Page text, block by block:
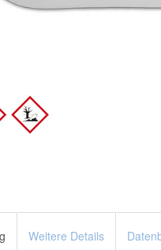
Weitere Details